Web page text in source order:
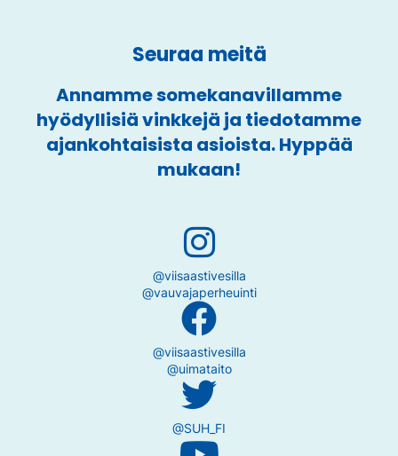
Seuraa meitä
Annamme somekanavillamme
hyödyllisiä vinkkejä ja tiedotamme
ajankohtaisista asioista. Hyppää
mukaan!
@viisaastivesilla
@vauvajaperheuinti
@viisaastivesilla
@uimataito
@SUH_FI